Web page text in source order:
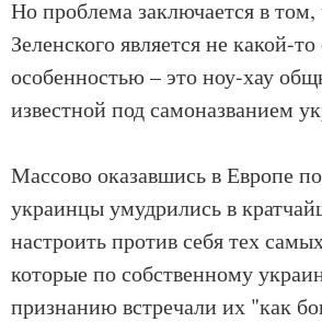
Но проблема заключается в том,
Зеленского является не какой-то
особенностью – это ноу-хау
известной под самоназванием
Массово оказавшись в Европе
украинцы умудрились в
настроить против себя тех
которые по собственному
признанию встречали их "как